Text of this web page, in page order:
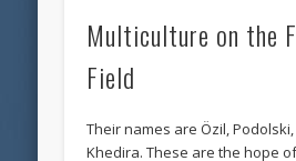
Multiculture on the
Field
Their names are Özil,
Khedira. These are the hope